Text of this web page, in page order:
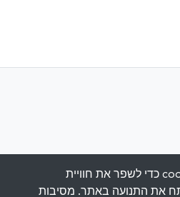
אנו משתמשים ב-cookies כדי לשפר את חוויית
את התנועה באתר. מסיבות